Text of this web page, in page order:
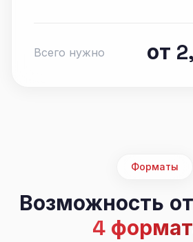
Всего нужно от
Форматы
Возможность
4